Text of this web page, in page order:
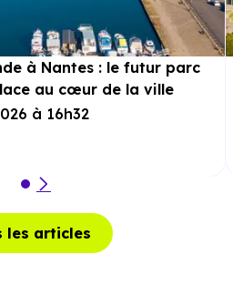
à Nantes : le futur parc
au cœur de la ville
à 16h32
les articles